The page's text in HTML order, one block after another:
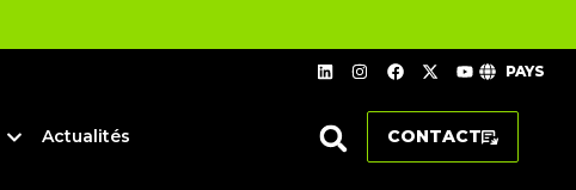
PAYS
Actualités CONTACT